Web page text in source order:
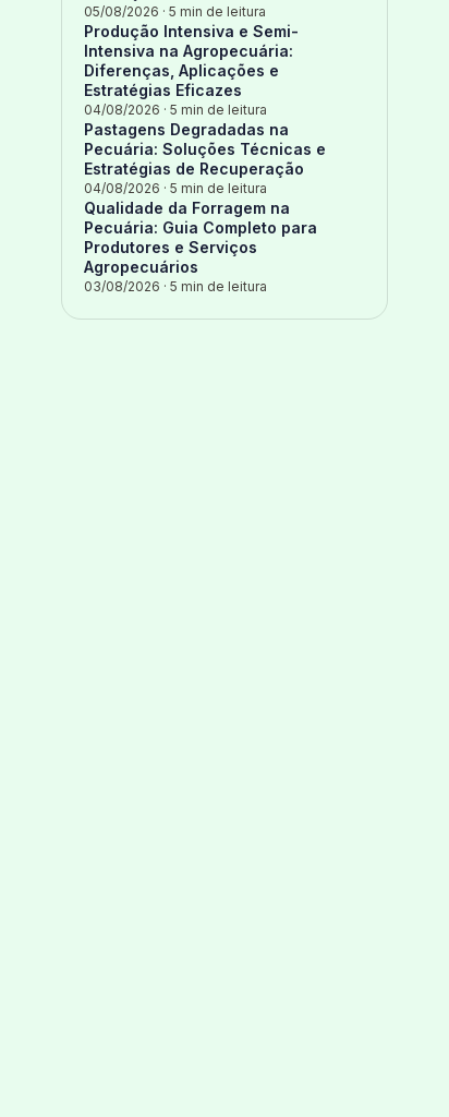
05/08/2026 · 5 min de leitura
Produção Intensiva e Semi-
Intensiva na Agropecuária:
Diferenças, Aplicações e
Estratégias Eficazes
04/08/2026 · 5 min de leitura
Pastagens Degradadas na
Pecuária: Soluções Técnicas e
Estratégias de Recuperação
04/08/2026 · 5 min de leitura
Qualidade da Forragem na
Pecuária: Guia Completo para
Produtores e Serviços
Agropecuários
03/08/2026 · 5 min de leitura